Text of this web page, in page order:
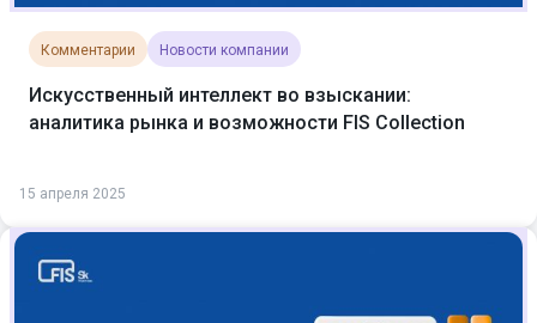
Комментарии Новости компании
Искусственный интеллект во взыскании:
аналитика рынка и возможности FIS Collection
15 апреля 2025